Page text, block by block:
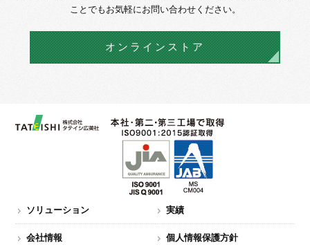
ことでもお気軽にお問い合わせください。
オンラインストア
ソリューション 実績
会社情報 個人情報保護方針